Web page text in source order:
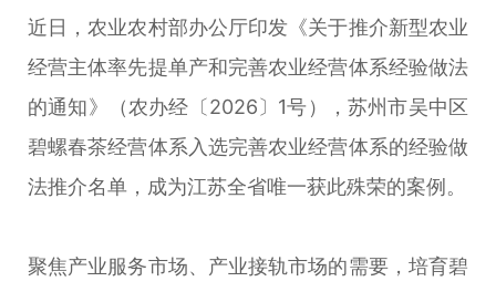
近日，农业农村部办公厅印发《关于推介新型农业
经营主体率先提单产和完善农业经营体系经验做法
的通知》（农办经〔2026〕1号），苏州市吴中区
碧螺春茶经营体系入选完善农业经营体系的经验做
法推介名单，成为江苏全省唯一获此殊荣的案例。
聚焦产业服务市场、产业接轨市场的需要，培育碧